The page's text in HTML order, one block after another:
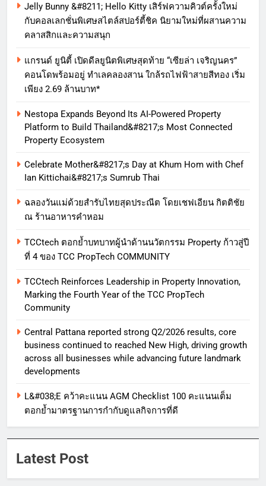
Jelly Bunny &#8211; Hello Kitty เสิร์ฟความคิวต์ครั้งใหม่
กับคอลเลกชั่นพิเศษสไตล์สปอร์ตี้ชิค นิยามใหม่ที่ผสานความ
คลาสสิกและความสนุก
แกรนด์ ยูนิตี้ เปิดดีลยูนิตพิเศษสุดท้าย “เซียล่า เจริญนคร”
คอนโดพร้อมอยู่ ทำเลคลองสาน ใกล้รถไฟฟ้าสายสีทอง เริ่ม
เพียง 2.69 ล้านบาท*
Nestopa Expands Beyond Its AI-Powered Property
Platform to Build Thailand&#8217;s Most Connected
Property Ecosystem
Celebrate Mother&#8217;s Day at Khum Hom with Chef
Ian Kittichai&#8217;s Sumrub Thai
ฉลองวันแม่ด้วยสำรับไทยสุดประณีต โดยเชฟเอียน กิตติชัย
ณ ร้านอาหารคำหอม
TCCtech ตอกย้ำบทบาทผู้นำด้านนวัตกรรม Property ก้าวสู่ปี
ที่ 4 ของ TCC PropTech COMMUNITY
TCCtech Reinforces Leadership in Property Innovation,
Marking the Fourth Year of the TCC PropTech
Community
Central Pattana reported strong Q2/2026 results, core
business continued to reached New High, driving growth
across all businesses while advancing future landmark
developments
L&#038;E คว้าคะแนน AGM Checklist 100 คะแนนเต็ม
ตอกย้ำมาตรฐานการกำกับดูแลกิจการที่ดี
Latest Post